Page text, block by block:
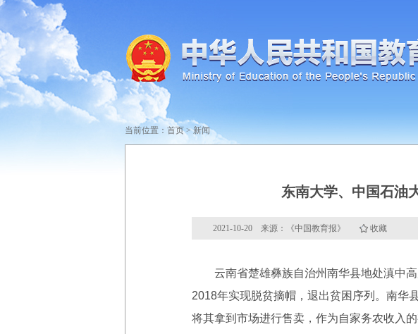
当前位置： 首页>新闻
东南大学、中国石油
2021-10-20 来源：《中国教育报》 收藏
云南省楚雄彝族自治州南华县地处滇中高
2018年实现脱贫摘帽，退出贫困序列。南华
将其拿到市场进行售卖，作为自家务农收入